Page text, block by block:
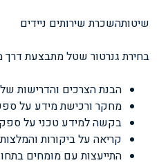
שיטותהשכרת שירותים ניידים
בחירת גנרטור שטל מתבצעת דרך
הבנת הצרכים והדרישות
מחקר ורכישת מידע על
בקשה למידע טכני על
קריאה על ביקורות
התייעצות עם מומחים